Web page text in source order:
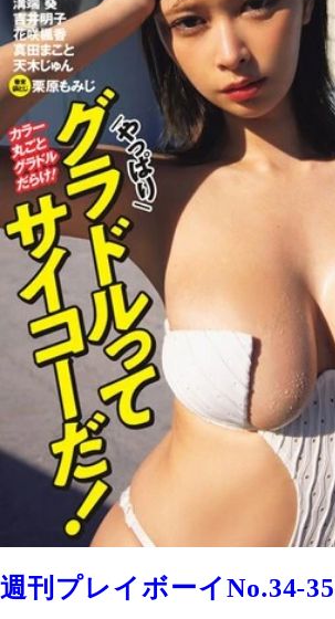
週刊プレイボーイNo.34-35